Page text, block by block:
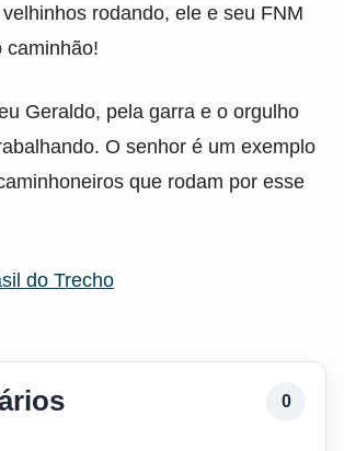
rodando, ele e seu FNM
caminhão!
Geraldo, pela garra e o orgulho
O senhor é um exemplo
que rodam por esse
do Trecho
0